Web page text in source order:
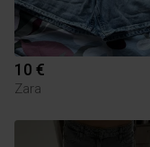
10 €
Zara